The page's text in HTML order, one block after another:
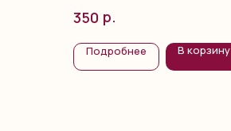
350 р.
Подробнее В корзину